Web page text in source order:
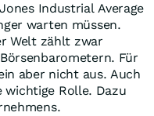
Industrial Average
warten müssen.
Welt zählt zwar
Für
aber nicht aus. Auch
wichtige Rolle. Dazu